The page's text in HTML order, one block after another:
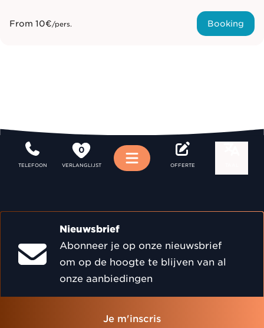
From 10€/pers. Booking
TELEFOON
0
VERLANGLIJST Menu OFFERTE
Nieuwsbrief
Abonneer je op onze nieuwsbrief
om op de hoogte te blijven van al
onze aanbiedingen
Je m'inscris